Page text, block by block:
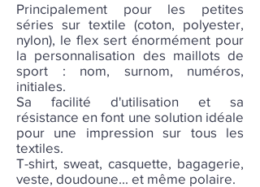
Principalement pour les petites
séries sur textile (coton, polyester,
nylon), le flex sert énormément pour
la personnalisation des maillots de
sport : nom, surnom, numéros,
initiales.
Sa facilité d'utilisation et sa
résistance en font une solution idéale
pour une impression sur tous les
textiles.
T-shirt, sweat, casquette, bagagerie,
veste, doudoune... et même polaire.